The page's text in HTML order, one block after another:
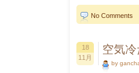
No Comments
18
11月
空気冷
by